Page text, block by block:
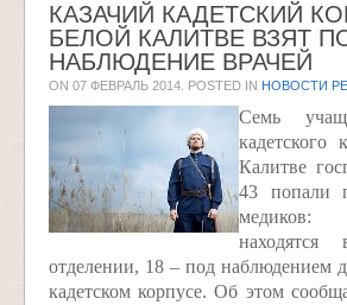
КАЗАЧИЙ КАДЕТСКИЙ
БЕЛОЙ КАЛИТВЕ ВЗЯТ
НАБЛЮДЕНИЕ ВРАЧЕЙ
ON 07 ФЕВРАЛЬ 2014 . POSTED IN НОВОСТИ
Семь
кадетского
Калитве
43 попали
находятся
отделении, 18 – под наблюдением
кадетском корпусе. Об этом